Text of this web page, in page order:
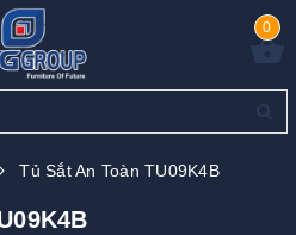
0
Tủ Sắt An Toàn TU09K4B